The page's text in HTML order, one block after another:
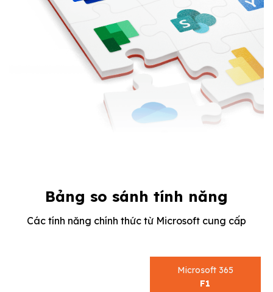
Bảng so sánh tính năng
Các tính năng chính thức từ Microsoft cung cấp
Microsoft 365
F1